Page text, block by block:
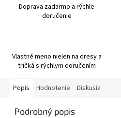
Doprava zadarmo a rýchle
doručenie
Vlastné meno nielen na dresy a
tričká s rýchlym doručením
Popis Hodnotenie Diskusia
Podrobný popis